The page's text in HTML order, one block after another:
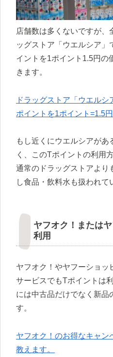
店舗数は多くないですが、
ッグストア「ウエルシア」
イントを1ポイント1.5円の
きます。
ドラッグストア「ウエル
ポイントを1ポイント=1.5
もし近くにウエルシアがあ
く、このTポイントの利用
通常のドラッグストアより
し食品・飲料水も扱われて
ヤフオク！または
利用
ヤフオク！やヤフーショッ
サービスでもTポイントは
には中古品だけでなく新品
す。
ヤフオク！のお得なキャン
教えます。